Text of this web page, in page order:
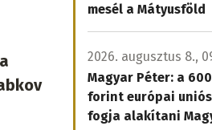
mesél a Mátyusföld
2026. augusztus 8.,
Magyar Péter: a
forint európai
fogja alakítani